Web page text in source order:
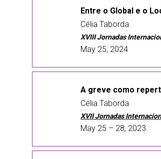
Entre o Global e o
Célia Taborda
XVIII Jornadas
May 25, 2024
A greve como
Célia Taborda
XVII Jornadas
May 25 – 28, 2023